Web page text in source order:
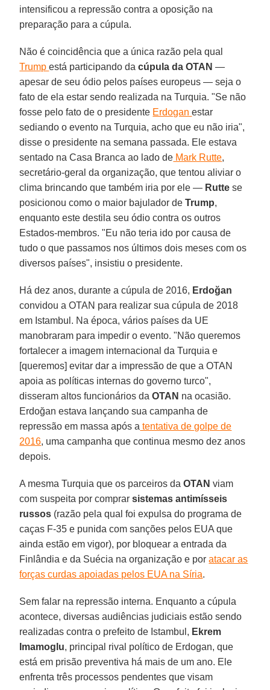
intensificou a repressão contra a oposição na
preparação para a cúpula.
Não é coincidência que a única razão pela qual
Trumpestá participando dacúpula da OTAN —
apesar de seu ódio pelos países europeus — seja o
fato de ela estar sendo realizada na Turquia. "Se não
fosse pelo fato de o presidente Erdoganestar
sediando o evento na Turquia, acho que eu não iria",
disse o presidente na semana passada. Ele estava
sentado na Casa Branca ao lado de Mark Rutte,
secretário-geral da organização, que tentou aliviar o
clima brincando que também iria por ele — Rutte se
posicionou como o maior bajulador deTrump,
enquanto este destila seu ódio contra os outros
Estados-membros. "Eu não teria ido por causa de
tudo o que passamos nos últimos dois meses com os
diversos países", insistiu o presidente.
Há dez anos, durante a cúpula de 2016, Erdoğan
convidou a OTAN para realizar sua cúpula de 2018
em Istambul. Na época, vários países da UE
manobraram para impedir o evento. "Não queremos
fortalecer a imagem internacional da Turquia e
[queremos] evitar dar a impressão de que a OTAN
apoia as políticas internas do governo turco",
disseram altos funcionários daOTAN na ocasião.
Erdoğan estava lançando sua campanha de
repressão em massa após a tentativa de golpe de
2016, uma campanha que continua mesmo dez anos
depois.
A mesma Turquia que os parceiros daOTAN viam
com suspeita por comprar sistemas antimísseis
russos (razão pela qual foi expulsa do programa de
caças F-35 e punida com sanções pelos EUA que
ainda estão em vigor), por bloquear a entrada da
Finlândia e da Suécia na organização e poratacar as
forças curdas apoiadas pelos EUA na Síria.
Sem falar na repressão interna. Enquanto a cúpula
acontece, diversas audiências judiciais estão sendo
realizadas contra o prefeito de Istambul, Ekrem
Imamoglu, principal rival político de Erdogan, que
está em prisão preventiva há mais de um ano. Ele
enfrenta três processos pendentes que visam